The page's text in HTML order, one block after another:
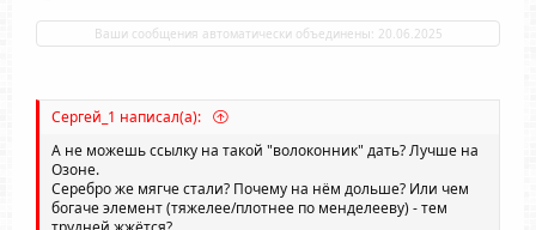
at=oZt6Vy7XBhB75RyxSqzYjYDc8n16W5S62qNPKI44zqzJ&from_s
ku=1682623938&oos_search=false
жетон выжигать? Или надо обязательно за сто пятьсот
Ваши сообщения автоматически объединены: 20.06.2025
Сергей_1 написал(а):
А не можешь ссылку на такой "волоконник" дать? Лучше на
Озоне.
Серебро же мягче стали? Почему на нём дольше? Или чем
богаче элемент (тяжелее/плотнее по менделееву) - тем